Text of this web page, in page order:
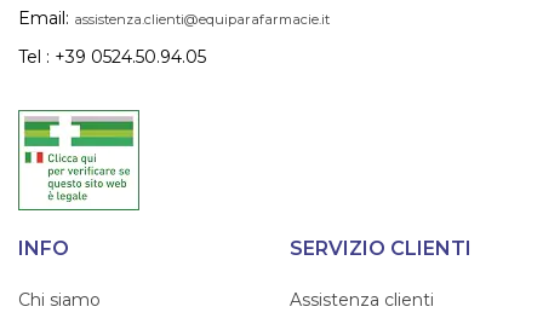
Email: assistenza.clienti@equiparafarmacie.it
Tel : +39 0524.50.94.05
INFO
Chi siamo
SERVIZIO CLIENTI
Assistenza clienti